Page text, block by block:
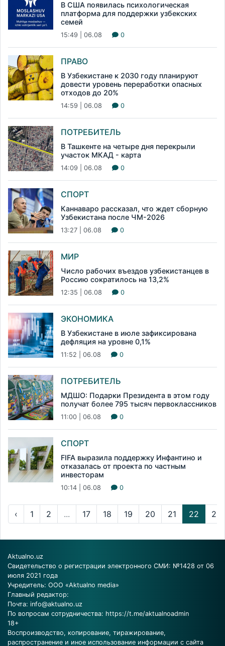
В США появилась психологическая
платформа для поддержки узбекских
семей
15:49 | 06.08 0
ПРАВО
В Узбекистане к 2030 году планируют
довести уровень переработки опасных
отходов до 20%
14:59 | 06.08 0
ПОТРЕБИТЕЛЬ
В Ташкенте на четыре дня перекрыли
участок МКАД - карта
14:09 | 06.08 0
СПОРТ
Каннаваро рассказал, что ждет сборную
Узбекистана после ЧМ-2026
13:27 | 06.08 0
МИР
Число рабочих въездов узбекистанцев в
Россию сократилось на 13,2%
12:35 | 06.08 0
ЭКОНОМИКА
В Узбекистане в июле зафиксирована
дефляция на уровне 0,1%
11:52 | 06.08 0
ПОТРЕБИТЕЛЬ
МДШО: Подарки Президента в этом году
получат более 795 тысяч первоклассников
11:00 | 06.08 0
СПОРТ
FIFA выразила поддержку Инфантино и
отказалась от проекта по частным
инвесторам
10:14 | 06.08 0
‹ 1 2 ... 17 18 19 20 21 22 23
Aktualno.uz
Свидетельство о регистрации электронного СМИ: №1428 от 06
июля 2021 года
Учредитель: ООО «Aktualno media»
Главный редактор:
Почта: info@aktualno.uz
По вопросам сотрудничества: https://t.me/aktualnoadmin
18+
Воспроизводство, копирование, тиражирование,
распространение и иное использование информации с сайта